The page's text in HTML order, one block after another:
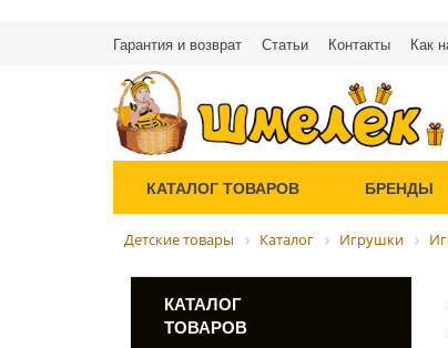
Гарантия и возврат Статьи Контакты Как
КАТАЛОГ ТОВАРОВ БРЕНДЫ
Детские товары Каталог Игрушки
КАТАЛОГ
ТОВАРОВ